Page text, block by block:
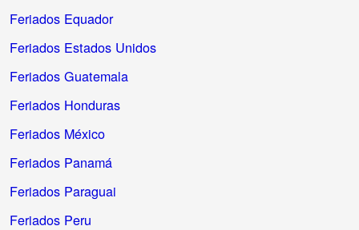
Feriados Equador
Feriados Estados Unidos
Feriados Guatemala
Feriados Honduras
Feriados México
Feriados Panamá
Feriados Paraguai
Feriados Peru